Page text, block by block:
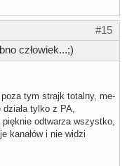
#15
człowiek...;)
tym strajk totalny, me-
tylko z PA,
odtwarza wszystko,
kanałów i nie widzi